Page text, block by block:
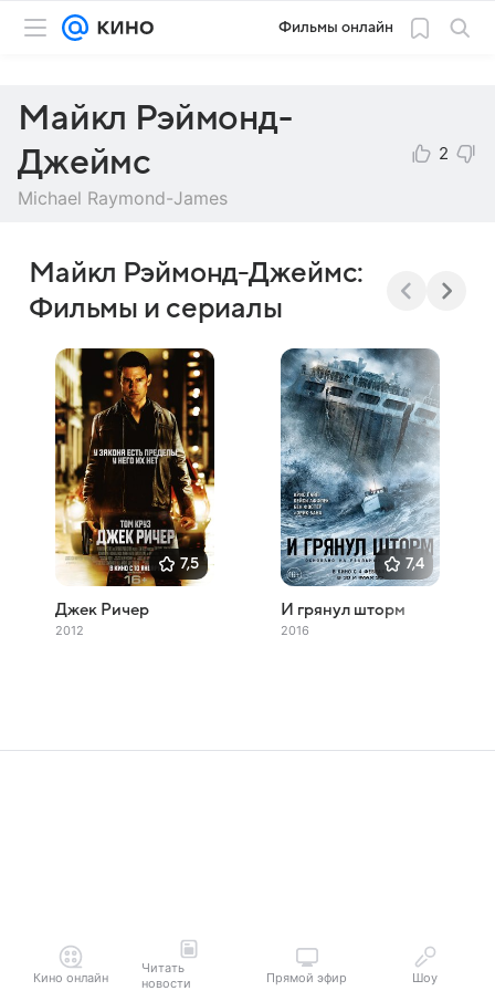
Фильмы онлайн
Майкл Рэймонд-
Джеймс
Michael Raymond-James
2
Майкл Рэймонд-Джеймс:
Фильмы и сериалы
7,5
Джек Ричер
2012
7,4
И грянул шторм
2016
Кино онлайн
Читать
новости
Прямой эфир Шоу